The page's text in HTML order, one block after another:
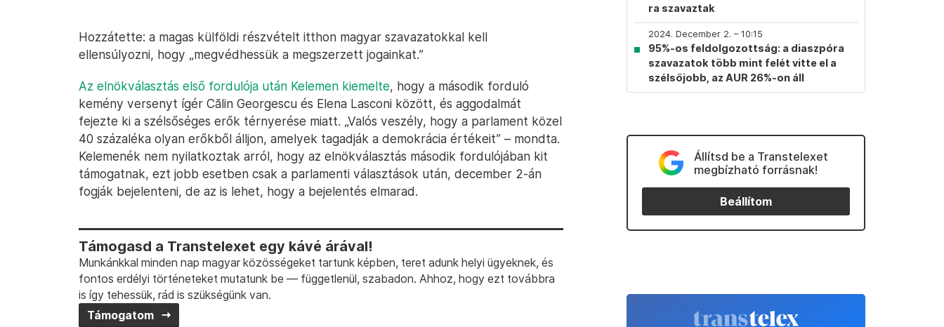
Hozzátette: a magas külföldi részvételt itthon magyar szavazatokkal kell
ellensúlyozni, hogy „megvédhessük a megszerzett jogainkat.”
Az elnökválasztás első fordulója után Kelemen kiemelte, hogy a második forduló
kemény versenyt ígér Călin Georgescu és Elena Lasconi között, és aggodalmát
fejezte ki a szélsőséges erők térnyerése miatt. „Valós veszély, hogy a parlament közel
40 százaléka olyan erőkből álljon, amelyek tagadják a demokrácia értékeit” – mondta.
Kelemenék nem nyilatkoztak arról, hogy az elnökválasztás második fordulójában kit
támogatnak, ezt jobb esetben csak a parlamenti választások után, december 2-án
fogják bejelenteni, de az is lehet, hogy a bejelentés elmarad.
Támogasd a Transtelexet egy kávé árával!
Munkánkkal minden nap magyar közösségeket tartunk képben, teret adunk helyi ügyeknek, és
fontos erdélyi történeteket mutatunk be — függetlenül, szabadon. Ahhoz, hogy ezt továbbra
is így tehessük, rád is szükségünk van.
Támogatom
ra szavaztak
2024. December 2. – 10:15
95%-os feldolgozottság: a diaszpóra
szavazatok több mint felét vitte el a
szélsőjobb, az AUR 26%-on áll
Állítsd be a Transtelexet
megbízható forrásnak!
Beállítom